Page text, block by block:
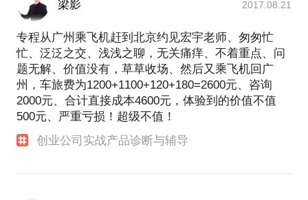
梁影 2017.08.21
专程从广州乘飞机赶到北京约见宏宇老师、匆匆忙
忙、泛泛之交、浅浅之聊，无关痛痒、不着重点、问
题无解、价值没有，草草收场、然后又乘飞机回广
州，车旅费为1200+1100+120+180=2600元、咨询
2000元、合计直接成本4600元，体验到的价值不值
500元、严重亏损！超级不值！
创业公司实战产品诊断与辅导